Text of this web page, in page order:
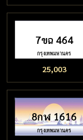
7ขฉ 464
25,003
8กฬ 1616